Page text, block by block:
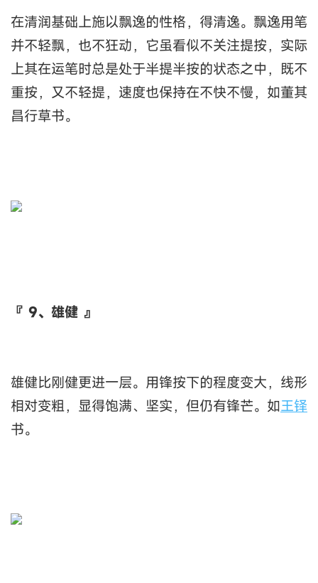
在清润基础上施以飘逸的性格，得清逸。飘逸用笔
并不轻飘，也不狂动，它虽看似不关注提按，实际
上其在运笔时总是处于半提半按的状态之中，既不
重按，又不轻提，速度也保持在不快不慢，如董其
昌行草书。
『 9、雄健 』
雄健比刚健更进一层。用锋按下的程度变大，线形
相对变粗，显得饱满、坚实，但仍有锋芒。如王铎
书。